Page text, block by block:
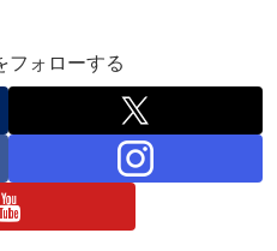
フォローする